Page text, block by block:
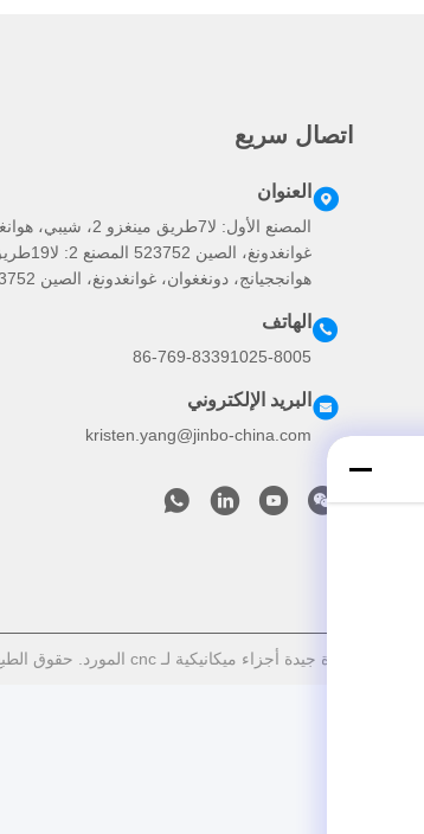
اتصال سريع
العنوان
المصنع الأول: لا7طريق
هوانججيانج، دونغغوان، غوانغدونغ، الصين 523752
الهاتف
86-769-83391025-8005
البريد الإلكتروني
kristen.yang@jinbo-china.com
| الصين جودة جيدة أجزاء ميكانيكية لـ cnc المورد. حقوق الطبع والنشر © 2023-2026 Sinbo Precision Mechanical Co., Ltd. جميع الحقوق محفوظة